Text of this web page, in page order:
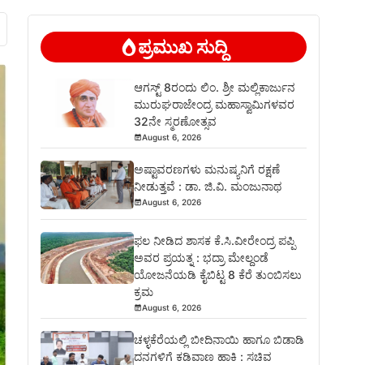
ಪ್ರಮುಖ ಸುದ್ದಿ
ಆಗಸ್ಟ್ 8ರಂದು ಲಿಂ. ಶ್ರೀ ಮಲ್ಲಿಕಾರ್ಜುನ
ಮುರುಘರಾಜೇಂದ್ರ ಮಹಾಸ್ವಾಮಿಗಳವರ
32ನೇ ಸ್ಮರಣೋತ್ಸವ
August 6, 2026
ಅಷ್ಟಾವರಣಗಳು ಮನುಷ್ಯನಿಗೆ ರಕ್ಷಣೆ
ನೀಡುತ್ತವೆ : ಡಾ. ಜಿ.ವಿ. ಮಂಜುನಾಥ
August 6, 2026
ಫಲ ನೀಡಿದ ಶಾಸಕ ಕೆ.ಸಿ.ವೀರೇಂದ್ರ ಪಪ್ಪಿ
ಅವರ ಪ್ರಯತ್ನ : ಭದ್ರಾ ಮೇಲ್ದಂಡೆ
ಯೋಜನೆಯಡಿ ಕೈಬಿಟ್ಟ 8 ಕೆರೆ ತುಂಬಿಸಲು
ಕ್ರಮ
August 6, 2026
ಚಳ್ಳಕೆರೆಯಲ್ಲಿ ಬೀದಿನಾಯಿ ಹಾಗೂ ಬಿಡಾಡಿ
ದನಗಳಿಗೆ ಕಡಿವಾಣ ಹಾಕಿ : ಸಚಿವ